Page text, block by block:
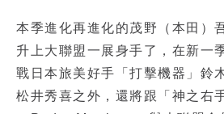
本季進化再進化的茂野（本田）
升上大聯盟一展身手了，在新一
戰日本旅美好手「打擊機器」鈴
松井秀喜之外，還將跟「神之右